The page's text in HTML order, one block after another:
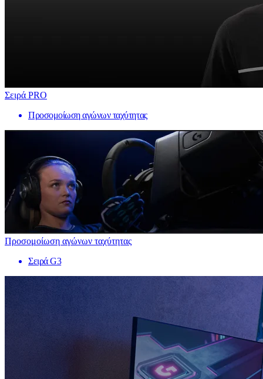
Σειρά PRO
Προσομοίωση αγώνων ταχύτητας
Προσομοίωση αγώνων ταχύτητας
Σειρά G3